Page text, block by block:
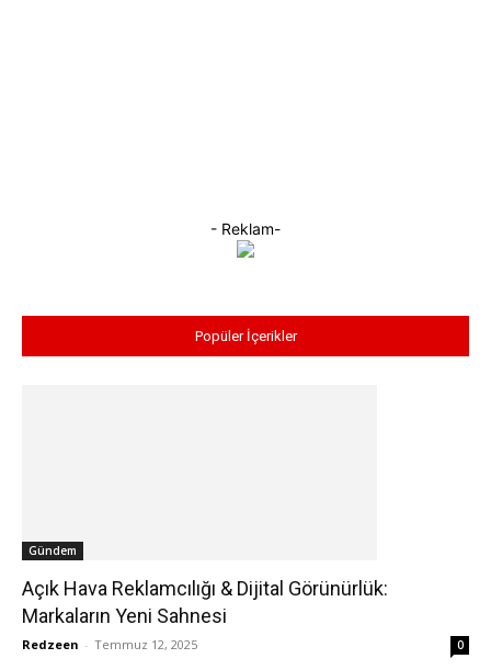
- Reklam-
Popüler İçerikler
Gündem
Açık Hava Reklamcılığı & Dijital Görünürlük:
Markaların Yeni Sahnesi
Redzeen - Temmuz 12, 2025 0